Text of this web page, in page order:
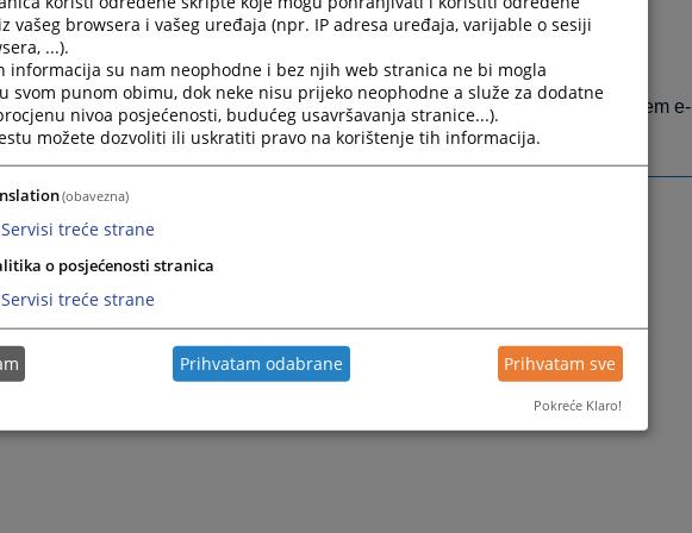
za slobodan pristup informacijama ili medijsko obraćanje možete uputiti putem e-
poslati putem fax-a:+387 (0)51 316 250.
vašeg browsera i vašeg uređaja (npr. IP adresa uređaja, varijable o sesiji
...).
informacija su nam neophodne i bez njih web stranica ne bi mogla
svom punom obimu, dok neke nisu prijeko neophodne a služe za dodatne
nivoa posjećenosti, budućeg usavršavanja stranice...).
možete dozvoliti ili uskratiti pravo na korištenje tih informacija.
(obavezna)
Servisi treće strane
o posjećenosti stranica
Servisi treće strane
Prihvatam odabrane Prihvatam sve
Pokreće Klaro!